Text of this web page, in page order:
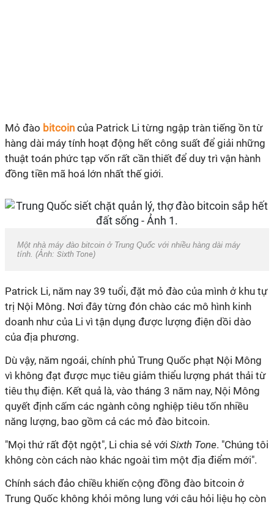
Mỏ đào bitcoin của Patrick Li từng ngập tràn tiếng ồn từ
hàng dài máy tính hoạt động hết công suất để giải những
thuật toán phức tạp vốn rất cần thiết để duy trì vận hành
đồng tiền mã hoá lớn nhất thế giới.
Một nhà máy đào bitcoin ở Trung Quốc với nhiều hàng dài máy
tính. (Ảnh: Sixth Tone)
Patrick Li, năm nay 39 tuổi, đặt mỏ đào của mình ở khu tự
trị Nội Mông. Nơi đây từng đón chào các mô hình kinh
doanh như của Li vì tận dụng được lượng điện dồi dào
của địa phương.
Dù vậy, năm ngoái, chính phủ Trung Quốc phạt Nội Mông
vì không đạt được mục tiêu giảm thiểu lượng phát thải từ
tiêu thụ điện. Kết quả là, vào tháng 3 năm nay, Nội Mông
quyết định cấm các ngành công nghiệp tiêu tốn nhiều
năng lượng, bao gồm cả các mỏ đào bitcoin.
"Mọi thứ rất đột ngột", Li chia sẻ với Sixth Tone. "Chúng tôi
không còn cách nào khác ngoài tìm một địa điểm mới".
Chính sách đảo chiều khiến cộng đồng đào bitcoin ở
Trung Quốc không khỏi mông lung với câu hỏi liệu họ còn